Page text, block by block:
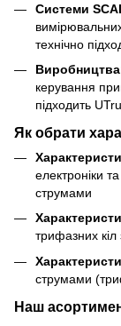
Системи
технічно
керування
підходить
Як обрати
електроніки
струмами
трифазних
струмами
Наш